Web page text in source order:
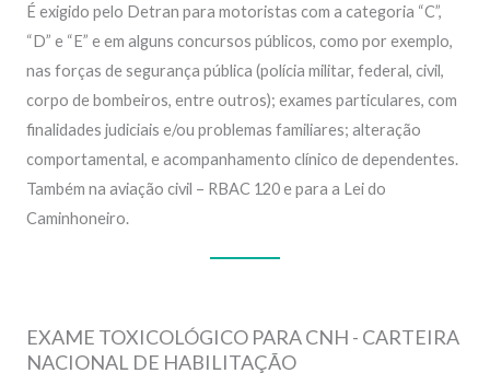
É exigido pelo Detran para motoristas com a categoria “C”,
“D” e “E” e em alguns concursos públicos, como por exemplo,
nas forças de segurança pública (polícia militar, federal, civil,
corpo de bombeiros, entre outros); exames particulares, com
finalidades judiciais e/ou problemas familiares; alteração
comportamental, e acompanhamento clínico de dependentes.
Também na aviação civil – RBAC 120 e para a Lei do
Caminhoneiro.
EXAME TOXICOLÓGICO PARA CNH - CARTEIRA
NACIONAL DE HABILITAÇÃO